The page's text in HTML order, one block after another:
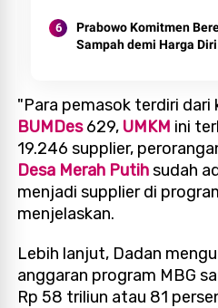
Prabowo Komitmen
Sampah demi Harga
"Para pemasok terdiri dari
BUMDes629, UMKM ini
19.246 supplier,
Desa Merah Putihsudah
menjadi supplier di
menjelaskan.
Lebih lanjut, Dadan
anggaran program MBG
Rp 58 triliun atau 81